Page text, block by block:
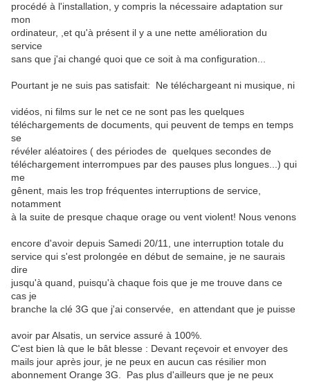
procédé à l'installation, y compris la nécessaire adaptation sur
mon
ordinateur, ,et qu'à présent il y a une nette amélioration du
service
sans que j'ai changé quoi que ce soit à ma configuration...
Pourtant je ne suis pas satisfait: Ne téléchargeant ni musique, ni
vidéos, ni films sur le net ce ne sont pas les quelques
téléchargements de documents, qui peuvent de temps en temps
se
révéler aléatoires ( des périodes de quelques secondes de
téléchargement interrompues par des pauses plus longues...) qui
me
gênent, mais les trop fréquentes interruptions de service,
notamment
à la suite de presque chaque orage ou vent violent! Nous venons
encore d'avoir depuis Samedi 20/11, une interruption totale du
service qui s'est prolongée en début de semaine, je ne saurais
dire
jusqu'à quand, puisqu'à chaque fois que je me trouve dans ce
cas je
branche la clé 3G que j'ai conservée, en attendant que je puisse
avoir par Alsatis, un service assuré à 100%.
C'est bien là que le bât blesse : Devant reçevoir et envoyer des
mails jour après jour, je ne peux en aucun cas résilier mon
abonnement Orange 3G. Pas plus d'ailleurs que je ne peux